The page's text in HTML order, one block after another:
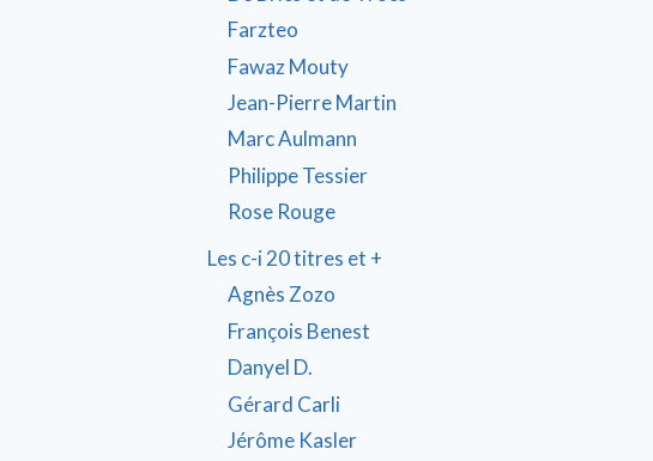
Farzteo
Fawaz Mouty
Jean-Pierre Martin
Marc Aulmann
Philippe Tessier
Rose Rouge
Les c-i 20 titres et +
Agnès Zozo
François Benest
Danyel D.
Gérard Carli
Jérôme Kasler